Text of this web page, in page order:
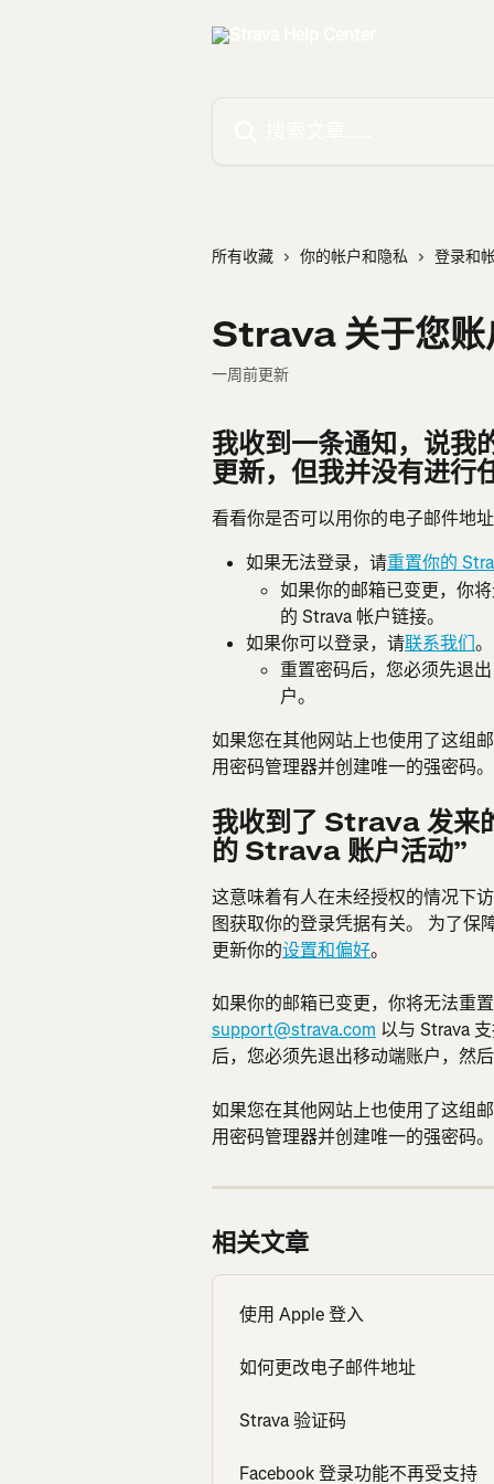
所有收藏 你的帐户和隐私 登录和
Strava 关于您账
一周前更新
我收到一条通知，说
更新，但我并没有进行
看看你是否可以用你的电子邮件地
如果无法登录，请重置你的
如果你的邮箱已变更，你
的 Strava 帐户链接。
如果你可以登录，请联系我们。
重置密码后，您必须先退
户。
如果您在其他网站上也使用了这组
用密码管理器并创建唯一的强密码。
我收到了 Strava 发来
的 Strava 账户活动”
这意味着有人在未经授权的情况下
图获取你的登录凭据有关。 为了保
更新​​你的设置和偏好。
如果你的邮箱已变更，你将无法重
support@strava.com 以与 Strava
后，您必须先退出移动端账户，然
如果您在其他网站上也使用了这组
用密码管理器并创建唯一的强密码。
相关文章
使用 Apple 登入
如何更改电子邮件地址
Strava 验证码
Facebook 登录功能不再受支持